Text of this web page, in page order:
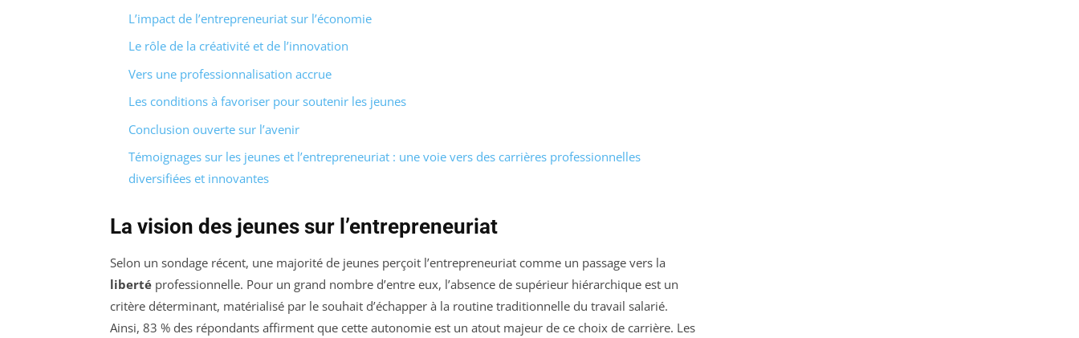
L’impact de l’entrepreneuriat sur l’économie
Le rôle de la créativité et de l’innovation
Vers une professionnalisation accrue
Les conditions à favoriser pour soutenir les jeunes
Conclusion ouverte sur l’avenir
Témoignages sur les jeunes et l’entrepreneuriat : une voie vers des carrières professionnelles
diversifiées et innovantes
La vision des jeunes sur l’entrepreneuriat
Selon un sondage récent, une majorité de jeunes perçoit l’entrepreneuriat comme un passage vers la
liberté professionnelle. Pour un grand nombre d’entre eux, l’absence de supérieur hiérarchique est un
critère déterminant, matérialisé par le souhait d’échapper à la routine traditionnelle du travail salarié.
Ainsi, 83 % des répondants affirment que cette autonomie est un atout majeur de ce choix de carrière. Les